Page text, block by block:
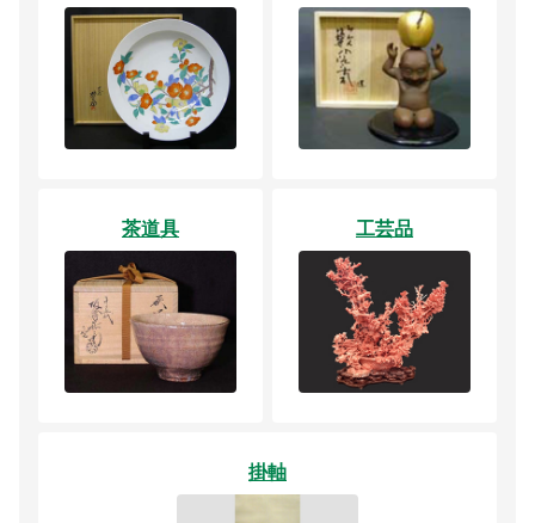
茶道具 工芸品
掛軸